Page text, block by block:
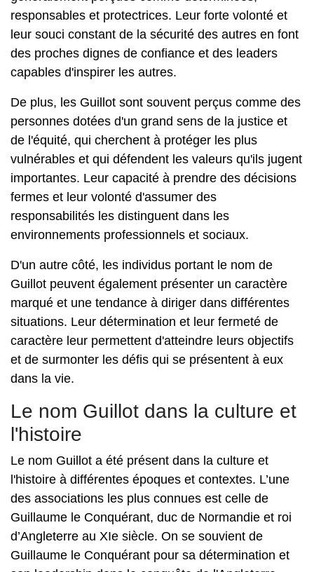
responsables et protectrices. Leur forte volonté et
leur souci constant de la sécurité des autres en font
des proches dignes de confiance et des leaders
capables d'inspirer les autres.
De plus, les Guillot sont souvent perçus comme des
personnes dotées d'un grand sens de la justice et
de l'équité, qui cherchent à protéger les plus
vulnérables et qui défendent les valeurs qu'ils jugent
importantes. Leur capacité à prendre des décisions
fermes et leur volonté d'assumer des
responsabilités les distinguent dans les
environnements professionnels et sociaux.
D'un autre côté, les individus portant le nom de
Guillot peuvent également présenter un caractère
marqué et une tendance à diriger dans différentes
situations. Leur détermination et leur fermeté de
caractère leur permettent d'atteindre leurs objectifs
et de surmonter les défis qui se présentent à eux
dans la vie.
Le nom Guillot dans la culture et
l'histoire
Le nom Guillot a été présent dans la culture et
l'histoire à différentes époques et contextes. L’une
des associations les plus connues est celle de
Guillaume le Conquérant, duc de Normandie et roi
d’Angleterre au XIe siècle. On se souvient de
Guillaume le Conquérant pour sa détermination et